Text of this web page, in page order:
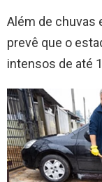
Além de chuvas
prevê que o
intensos de até